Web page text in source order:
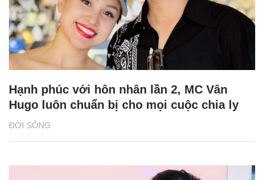
ĐỜI SỐNG
Hạnh phúc với hôn nhân lần 2, MC Vân
Hugo luôn chuẩn bị cho mọi cuộc chia ly